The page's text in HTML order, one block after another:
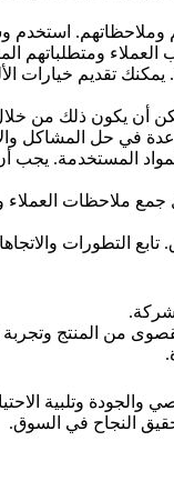
استخدم
العملاء ومتطلباتهم
تقديم خيارات
أن يكون ذلك من
في حل المشاكل
المستخدمة. يجب
ملاحظات العملاء
تابع التطورات
من المنتج
والجودة وتلبية
النجاح في السوق.